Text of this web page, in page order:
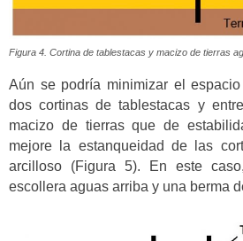
Figura 4. Cortina de tablestacas y macizo de tierras
Aún se podría minimizar el
dos cortinas de tablestacas y
macizo de tierras que de
mejore la estanqueidad de las
arcilloso (Figura 5). En este
escollera aguas arriba y una berma